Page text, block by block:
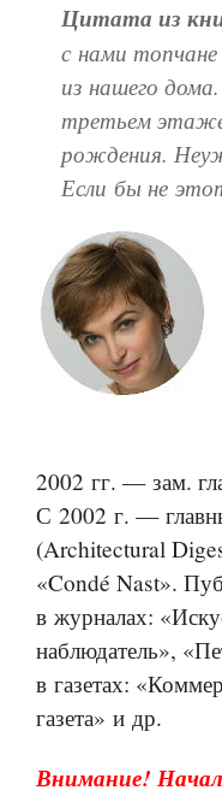
Цитата из
с нами
из нашего
третьем
рождения.
Если бы не
2002 гг. — зам.
С 2002 г. —
(Architectural
«Condé Nast».
в журналах:
наблюдатель»,
в газетах:
газета» и др.
Внимание!